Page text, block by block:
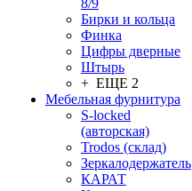
Бирки и кольца
Финка
Цифры дверные
Штырь
+ ЕЩЕ 2
Мебельная фурнитура
S-locked
(авторская)
Trodos (склад)
Зеркалодержатель
КАРАТ